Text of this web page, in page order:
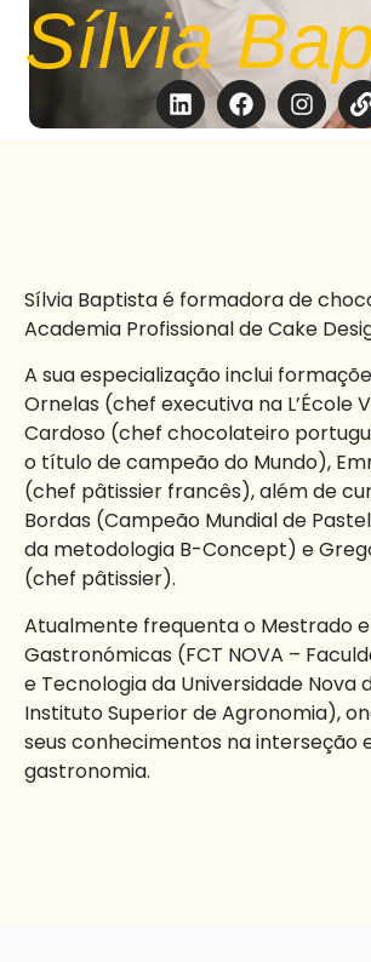
Sílvia
Sílvia Baptista é formadora de
Academia Profissional de Cake
A sua especialização inclui
Ornelas (chef executiva na L’École
Cardoso (chef chocolateiro
o título de campeão do Mundo),
(chef pâtissier francês), além de
Bordas (Campeão Mundial de
da metodologia B-Concept) e
(chef pâtissier).
Atualmente frequenta o Mestrado
Gastronómicas (FCT NOVA –
e Tecnologia da Universidade Nova
Instituto Superior de Agronomia),
seus conhecimentos na interseção
gastronomia.